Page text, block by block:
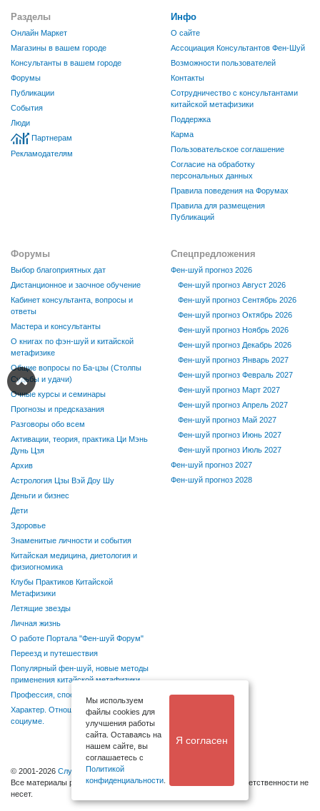
Разделы
Онлайн Маркет
Магазины в вашем городе
Консультанты в вашем городе
Форумы
Публикации
События
Люди
Партнерам
Рекламодателям
Инфо
О сайте
Ассоциация Консультантов Фен-Шуй
Возможности пользователей
Контакты
Сотрудничество с консультантами
китайской метафизики
Поддержка
Карма
Пользовательское соглашение
Согласие на обработку
персональных данных
Правила поведения на Форумах
Правила для размещения
Публикаций
Форумы
Выбор благоприятных дат
Дистанционное и заочное обучение
Кабинет консультанта, вопросы и
ответы
Мастера и консультанты
О книгах по фэн-шуй и китайской
метафизике
Общие вопросы по Ба-цзы (Столпы
Судьбы и удачи)
Очные курсы и семинары
Прогнозы и предсказания
Разговоры обо всем
Активации, теория, практика Ци Мэнь
Дунь Цзя
Архив
Астрология Цзы Вэй Доу Шу
Деньги и бизнес
Дети
Здоровье
Знаменитые личности и события
Китайская медицина, диетология и
физиогномика
Клубы Практиков Китайской
Метафизики
Летящие звезды
Личная жизнь
О работе Портала "Фен-шуй Форум"
Переезд и путешествия
Популярный фен-шуй, новые методы
применения китайской метафизики
Профессия, способности, хобби
Характер. Отношения в семье и
социуме.
Спецпредложения
Фен-шуй прогноз 2026
Фен-шуй прогноз Август 2026
Фен-шуй прогноз Сентябрь 2026
Фен-шуй прогноз Октябрь 2026
Фен-шуй прогноз Ноябрь 2026
Фен-шуй прогноз Декабрь 2026
Фен-шуй прогноз Январь 2027
Фен-шуй прогноз Февраль 2027
Фен-шуй прогноз Март 2027
Фен-шуй прогноз Апрель 2027
Фен-шуй прогноз Май 2027
Фен-шуй прогноз Июнь 2027
Фен-шуй прогноз Июль 2027
Фен-шуй прогноз 2027
Фен-шуй прогноз 2028
© 2001-2026 Служба поддержки
Bсе материалы размещаются посетителями, администрация ответственности не
несет.
Мы используем
файлы cookies для
улучшения работы
сайта. Оставаясь на
нашем сайте, вы
соглашаетесь с
Политикой
конфиденциальности
Я согласен